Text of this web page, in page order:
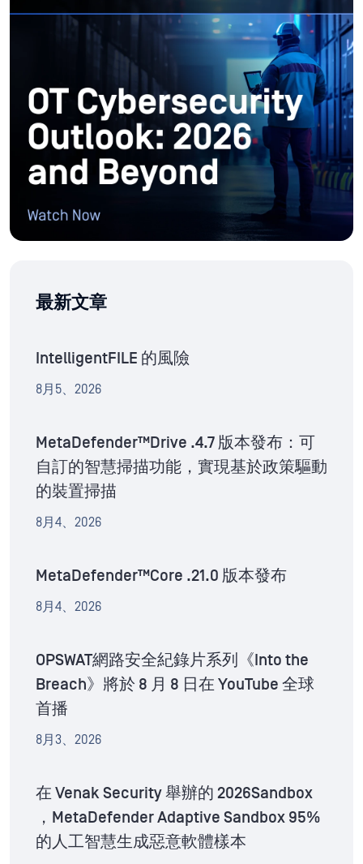
最新文章
IntelligentFILE 的風險
8月5、2026
MetaDefender™Drive .4.7 版本發布：可
自訂的智慧掃描功能，實現基於政策驅動
的裝置掃描
8月4、2026
MetaDefender™Core .21.0 版本發布
8月4、2026
OPSWAT網路安全紀錄片系列《Into the
Breach》將於 8 月 8 日在 YouTube 全球
首播
8月3、2026
在 Venak Security 舉辦的 2026Sandbox
，MetaDefender Adaptive Sandbox 95%
的人工智慧生成惡意軟體樣本